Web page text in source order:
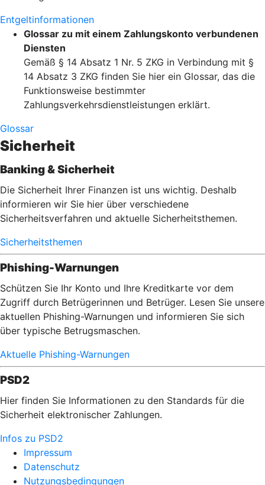
Entgeltinformationen
Glossar zu mit einem Zahlungskonto verbundenen
Diensten
Gemäß § 14 Absatz 1 Nr. 5 ZKG in Verbindung mit §
14 Absatz 3 ZKG finden Sie hier ein Glossar, das die
Funktionsweise bestimmter
Zahlungsverkehrsdienstleistungen erklärt.
Glossar
Sicherheit
Banking & Sicherheit
Die Sicherheit Ihrer Finanzen ist uns wichtig. Deshalb
informieren wir Sie hier über verschiedene
Sicherheitsverfahren und aktuelle Sicherheitsthemen.
Sicherheitsthemen
Phishing-Warnungen
Schützen Sie Ihr Konto und Ihre Kreditkarte vor dem
Zugriff durch Betrügerinnen und Betrüger. Lesen Sie unsere
aktuellen Phishing-Warnungen und informieren Sie sich
über typische Betrugsmaschen.
Aktuelle Phishing-Warnungen
PSD2
Hier finden Sie Informationen zu den Standards für die
Sicherheit elektronischer Zahlungen.
Infos zu PSD2
Impressum
Datenschutz
Nutzungsbedingungen